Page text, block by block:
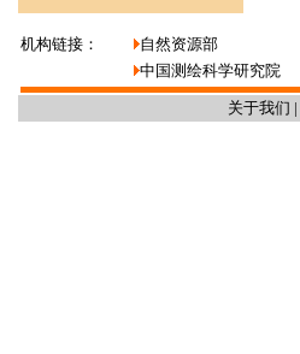
机构链接： 自然资源部
中国测绘科学研究院
关于我们 |